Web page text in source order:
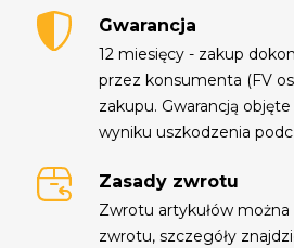
Gwarancja
12 miesięcy - zakup
przez konsumenta (FV
zakupu. Gwarancją
wyniku uszkodzenia
Zasady zwrotu
Zwrotu artykułów
zwrotu, szczegóły